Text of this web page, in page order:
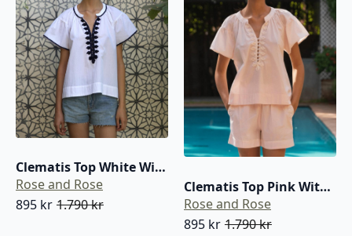
Clematis Top White With Navy
Rose and Rose
1.790kr
895 kr
Clematis Top Pink With White
Rose and Rose
1.790kr
895 kr